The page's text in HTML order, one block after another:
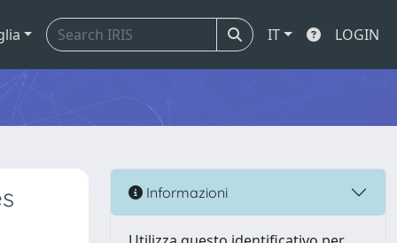
IT LOGIN
Informazioni